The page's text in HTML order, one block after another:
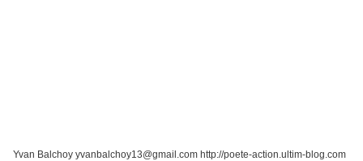
Yvan Balchoy yvanbalchoy13@gmail.com http://poete-action.ultim-blog.com